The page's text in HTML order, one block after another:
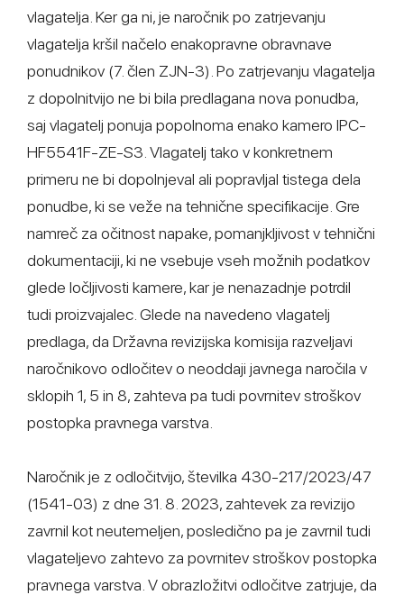
vlagatelja. Ker ga ni, je naročnik po zatrjevanju
vlagatelja kršil načelo enakopravne obravnave
ponudnikov (7. člen ZJN-3). Po zatrjevanju vlagatelja
z dopolnitvijo ne bi bila predlagana nova ponudba,
saj vlagatelj ponuja popolnoma enako kamero IPC-
HF5541F-ZE-S3. Vlagatelj tako v konkretnem
primeru ne bi dopolnjeval ali popravljal tistega dela
ponudbe, ki se veže na tehnične specifikacije. Gre
namreč za očitnost napake, pomanjkljivost v tehnični
dokumentaciji, ki ne vsebuje vseh možnih podatkov
glede ločljivosti kamere, kar je nenazadnje potrdil
tudi proizvajalec. Glede na navedeno vlagatelj
predlaga, da Državna revizijska komisija razveljavi
naročnikovo odločitev o neoddaji javnega naročila v
sklopih 1, 5 in 8, zahteva pa tudi povrnitev stroškov
postopka pravnega varstva.
Naročnik je z odločitvijo, številka 430-217/2023/47
(1541-03) z dne 31. 8. 2023, zahtevek za revizijo
zavrnil kot neutemeljen, posledično pa je zavrnil tudi
vlagateljevo zahtevo za povrnitev stroškov postopka
pravnega varstva. V obrazložitvi odločitve zatrjuje, da